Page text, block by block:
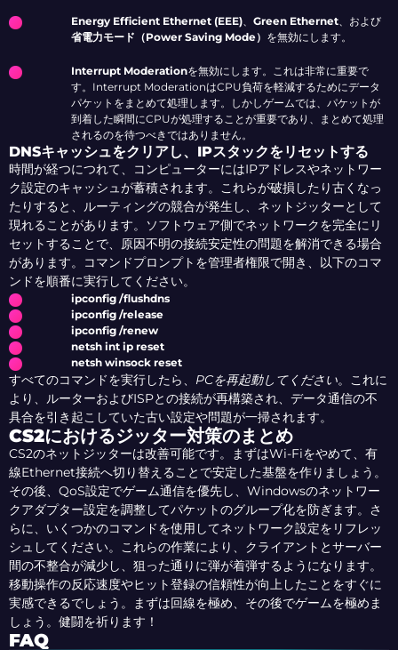
Energy Efficient Ethernet (EEE)、 Green Ethernet、および
省電力モード（Power Saving Mode） を無効にします。
Interrupt Moderationを無効にします。これは非常に重要で
す。Interrupt ModerationはCPU負荷を軽減するためにデータ
パケットをまとめて処理します。しかしゲームでは、パケットが
到着した瞬間にCPUが処理することが重要であり、まとめて処理
されるのを待つべきではありません。
DNSキャッシュをクリアし、IPスタックをリセットする
時間が経つにつれて、コンピューターにはIPアドレスやネットワー
ク設定のキャッシュが蓄積されます。これらが破損したり古くなっ
たりすると、ルーティングの競合が発生し、ネットジッターとして
現れることがあります。ソフトウェア側でネットワークを完全にリ
セットすることで、原因不明の接続安定性の問題を解消できる場合
があります。コマンドプロンプトを管理者権限で開き、以下のコマ
ンドを順番に実行してください。
ipconfig /flushdns
ipconfig /release
ipconfig /renew
netsh int ip reset
netsh winsock reset
すべてのコマンドを実行したら、 PCを再起動してください。これに
より、ルーターおよびISPとの接続が再構築され、データ通信の不
具合を引き起こしていた古い設定や問題が一掃されます。
CS2におけるジッター対策のまとめ
CS2のネットジッターは改善可能です。まずはWi-Fiをやめて、有
線Ethernet接続へ切り替えることで安定した基盤を作りましょう。
その後、QoS設定でゲーム通信を優先し、Windowsのネットワー
クアダプター設定を調整してパケットのグループ化を防ぎます。さ
らに、いくつかのコマンドを使用してネットワーク設定をリフレッ
シュしてください。これらの作業により、クライアントとサーバー
間の不整合が減少し、狙った通りに弾が着弾するようになります。
移動操作の反応速度やヒット登録の信頼性が向上したことをすぐに
実感できるでしょう。まずは回線を極め、その後でゲームを極めま
しょう。健闘を祈ります！
FAQ